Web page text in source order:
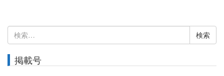
検
索:
掲載号